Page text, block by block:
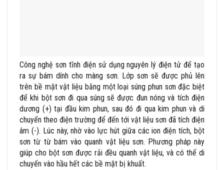
Công nghệ sơn tĩnh điện sử dụng nguyên lý điện tử để tạo
ra sự bám dính cho màng sơn. Lớp sơn sẽ được phủ lên
trên bề mặt vật liệu bằng một loại súng phun sơn đặc biệt
để khi bột sơn đi qua súng sẽ được đun nóng và tích điện
dương (+) tại đầu kim phun, sau đó đi qua kim phun và di
chuyển theo điện trường để đến tới vật liệu sơn đã tích điện
âm (-). Lúc này, nhờ vào lực hút giữa các ion điện tích, bột
sơn từ từ bám vào quanh vật liệu sơn. Phương pháp này
giúp cho bột sơn được rải đều quanh vật liệu, và có thể di
chuyển vào hầu hết các bề mặt bị khuất.